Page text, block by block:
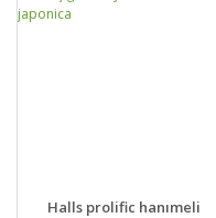
Halls prolific hanımeli